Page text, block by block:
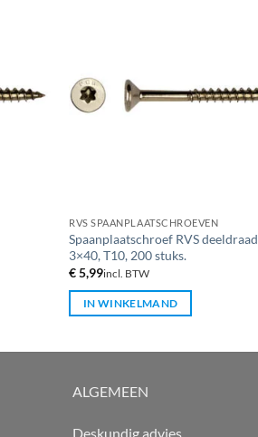
RVS SPAANPLAATSCHROEVEN
Spaanplaatschroef RVS deeldraad
3×40, T10, 200 stuks.
€5,99incl. BTW
IN WINKELMAND
ALGEMEEN
Deskundig advies